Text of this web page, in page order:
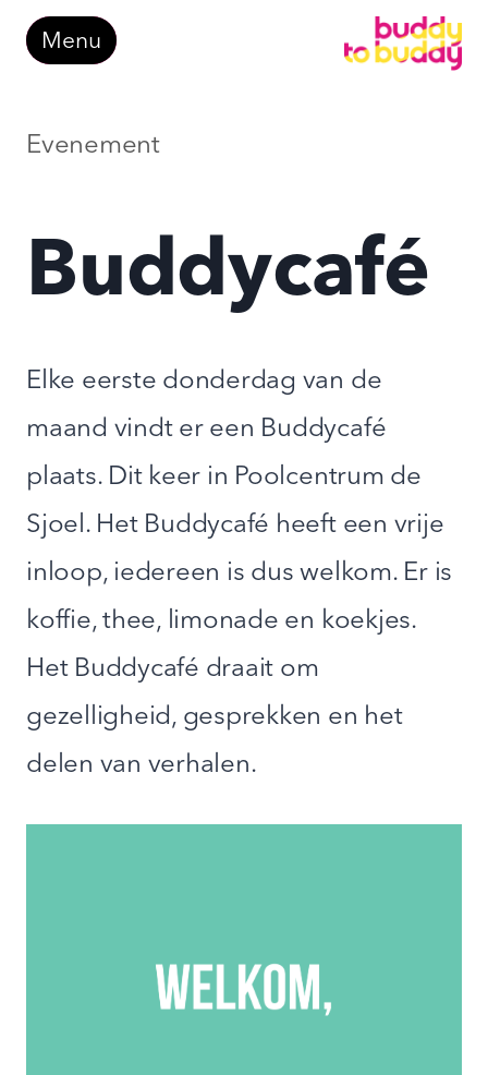
Doorgaan
naarMenu
Evenement
Buddycafé
Elke eerste donderdag van de
maand vindt er een Buddycafé
plaats. Dit keer in Poolcentrum de
Sjoel. Het Buddycafé heeft een vrije
inloop, iedereen is dus welkom. Er is
koffie, thee, limonade en koekjes.
Het Buddycafé draait om
gezelligheid, gesprekken en het
delen van verhalen.